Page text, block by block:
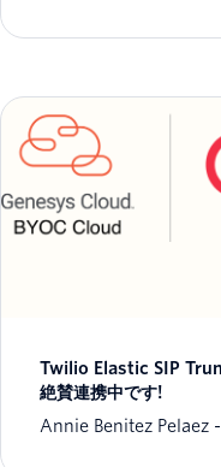
Twilio Elastic SIP
絶賛連携中です!
Annie Benitez Pelaez